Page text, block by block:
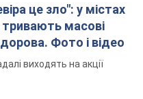
це зло": у містах
тривають масові
Фото і відео
виходять на акції